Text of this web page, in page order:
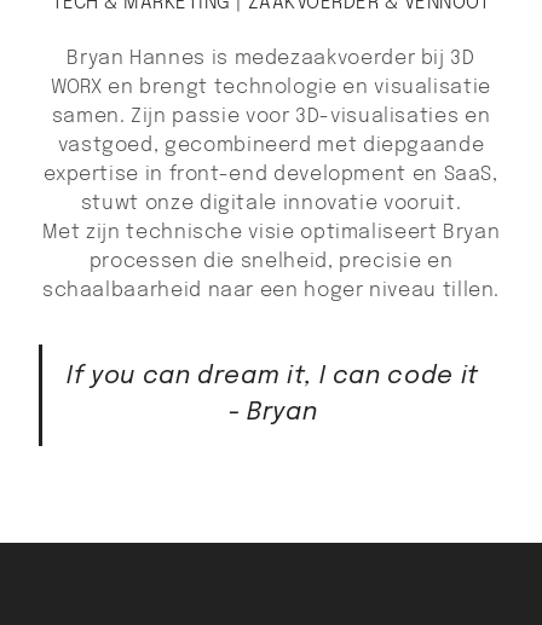
Bryan Hannes is medezaakvoerder bij 3D
WORX en brengt technologie en visualisatie
samen. Zijn passie voor 3D-visualisaties en
vastgoed, gecombineerd met diepgaande
expertise in front-end development en SaaS,
stuwt onze digitale innovatie vooruit.
Met zijn technische visie optimaliseert Bryan
processen die snelheid, precisie en
schaalbaarheid naar een hoger niveau tillen.
If you can dream it, I can code it
- Bryan